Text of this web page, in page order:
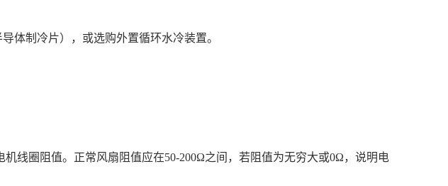
体制冷片），或选购外置循环水冷装置。
线圈阻值。正常风扇阻值应在50-200Ω之间，若阻值为无穷大或0Ω，说明电